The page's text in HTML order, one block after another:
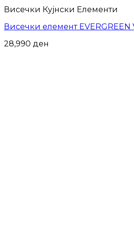
Висечки Кујнски Елементи
Висечки елемент EVERGREEN
28,990 ден